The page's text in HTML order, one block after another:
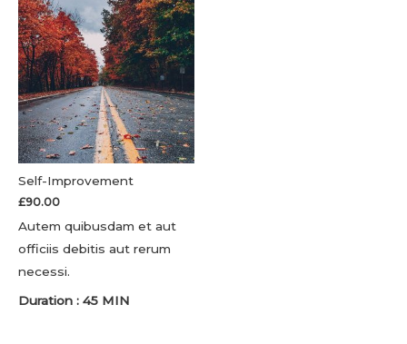
Self-Improvement
£90.00
Autem quibusdam et aut
officiis debitis aut rerum
necessi.
Duration : 45 MIN